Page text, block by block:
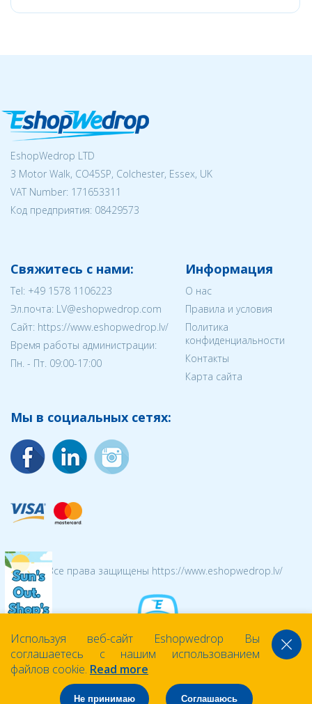
EshopWedrop LTD
3 Motor Walk, CO45SP, Colchester, Essex, UK
VAT Number: 171653311
Код предприятия: 08429573
Свяжитесь с нами:
Tel: +49 1578 1106223
Эл.почта: LV@eshopwedrop.com
Cайт: https://www.eshopwedrop.lv/
Время работы администрации:
Пн. - Пт. 09:00-17:00
Информация
О нас
Правила и условия
Политика
конфиденциальности
Контакты
Карта сайта
Мы в социальных сетях:
© 2026 Все права защищены https://www.eshopwedrop.lv/
Используя веб-сайт Eshopwedrop Вы
соглашаетесь с нашим использованием
файлов cookie. Read more
Не принимаю Соглашаюсь